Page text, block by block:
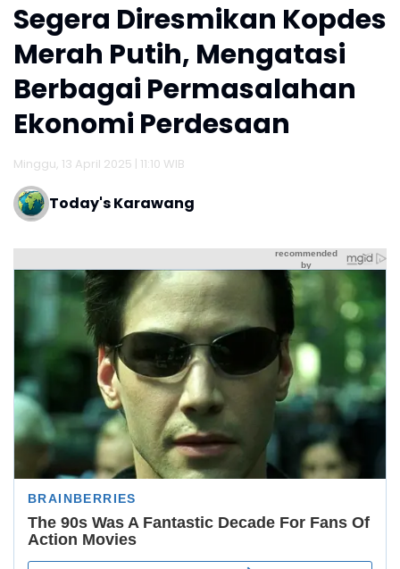
Segera Diresmikan Kopdes
Merah Putih, Mengatasi
Berbagai Permasalahan
Ekonomi Perdesaan
Minggu, 13 April 2025 | 11:10 WIB
Today's Karawang